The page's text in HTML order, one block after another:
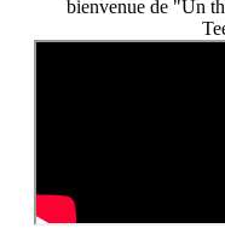
bienvenue de "Un